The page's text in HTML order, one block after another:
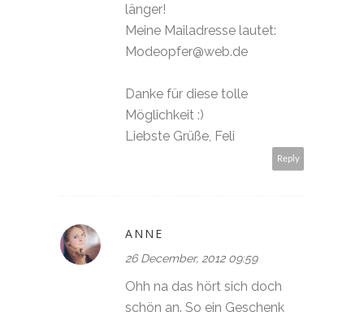
länger!
Meine Mailadresse lautet:
Modeopfer@web.de
Danke für diese tolle
Möglichkeit :)
Liebste Grüße, Feli
Reply
ANNE
26 December, 2012 09:59
Ohh na das hört sich doch
schön an. So ein Geschenk